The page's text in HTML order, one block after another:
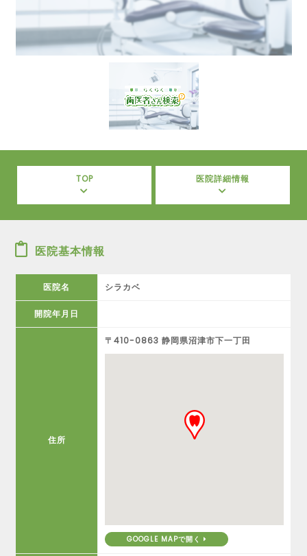
TOP 医院詳細情報
医院基本情報
医院名 シラカベ
開院年月日
住所
〒410-0863 静岡県沼津市下一丁田
GOOGLE MAPで開く